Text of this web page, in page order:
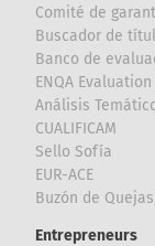
Comité de
Buscador de
Banco de
ENQA Evaluation
Análisis
CUALIFICAM
Sello Sofía
EUR-ACE
Buzón de
Entrepreneurs